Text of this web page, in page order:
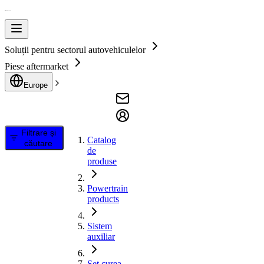
Soluții pentru sectorul autovehiculelor
Piese aftermarket
Europe
Filtrare și
căutare
Catalog
de
produse
Powertrain
products
Sistem
auxiliar